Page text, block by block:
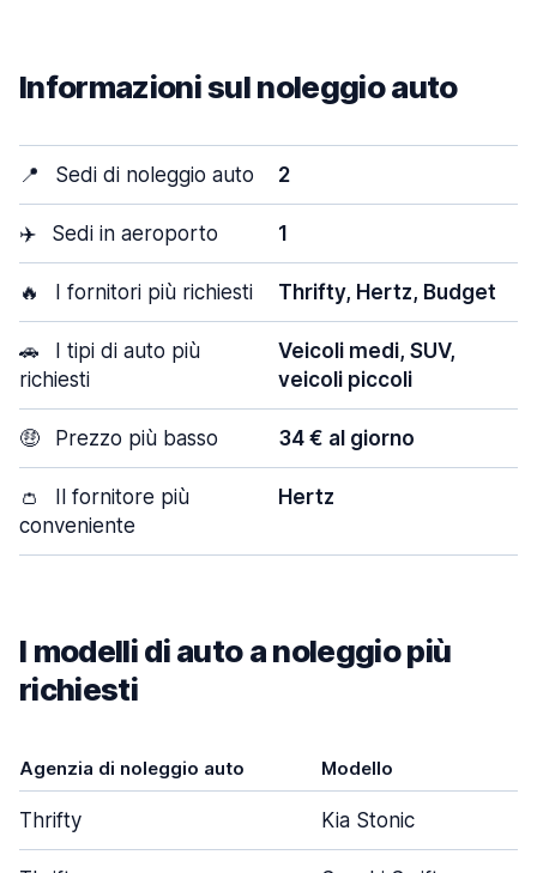
Informazioni sul noleggio auto
📍 Sedi di noleggio auto 2
✈️ Sedi in aeroporto 1
🔥 I fornitori più richiesti Thrifty, Hertz, Budget
🚗
I tipi di auto più
richiesti
Veicoli medi, SUV,
veicoli piccoli
🤑 Prezzo più basso 34 € al giorno
👛
Il fornitore più
conveniente
Hertz
I modelli di auto a noleggio più
richiesti
Agenzia di noleggio auto Modello
Thrifty Kia Stonic